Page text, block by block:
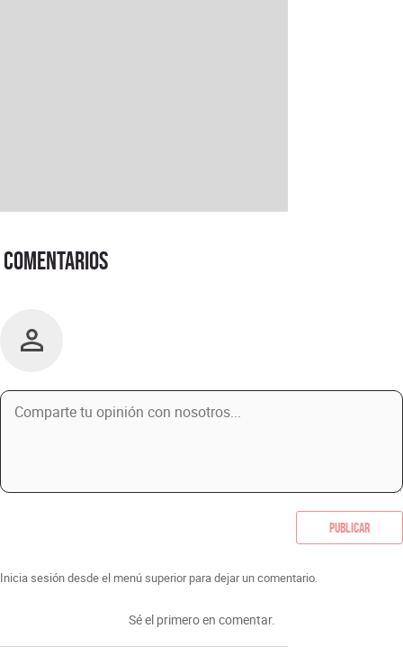
Comentarios
Publicar
Inicia sesión desde el menú superior para dejar un comentario.
Sé el primero en comentar.